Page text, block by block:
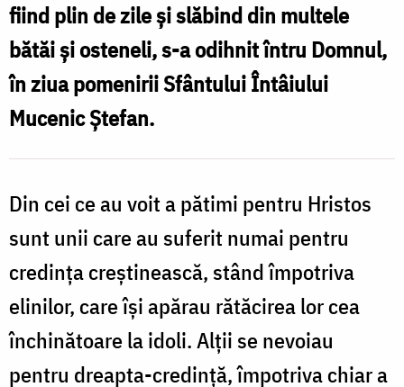
fiind plin de zile și slăbind din multele
bătăi și osteneli, s-a odihnit întru Domnul,
în ziua pomenirii Sfântului Întâiului
Mucenic Ștefan.
Din cei ce au voit a pătimi pentru Hristos
sunt unii care au suferit numai pentru
credința creștinească, stând împotriva
elinilor, care își apărau rătăcirea lor cea
închinătoare la idoli. Alții se nevoiau
pentru dreapta-credință, împotriva chiar a